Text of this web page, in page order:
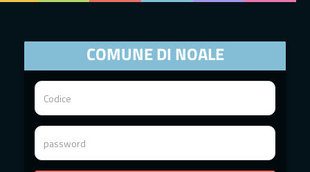
COMUNE DI NOALE